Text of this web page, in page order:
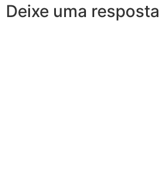
Deixe uma resposta